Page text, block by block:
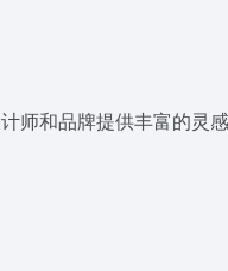
师和品牌提供丰富的灵